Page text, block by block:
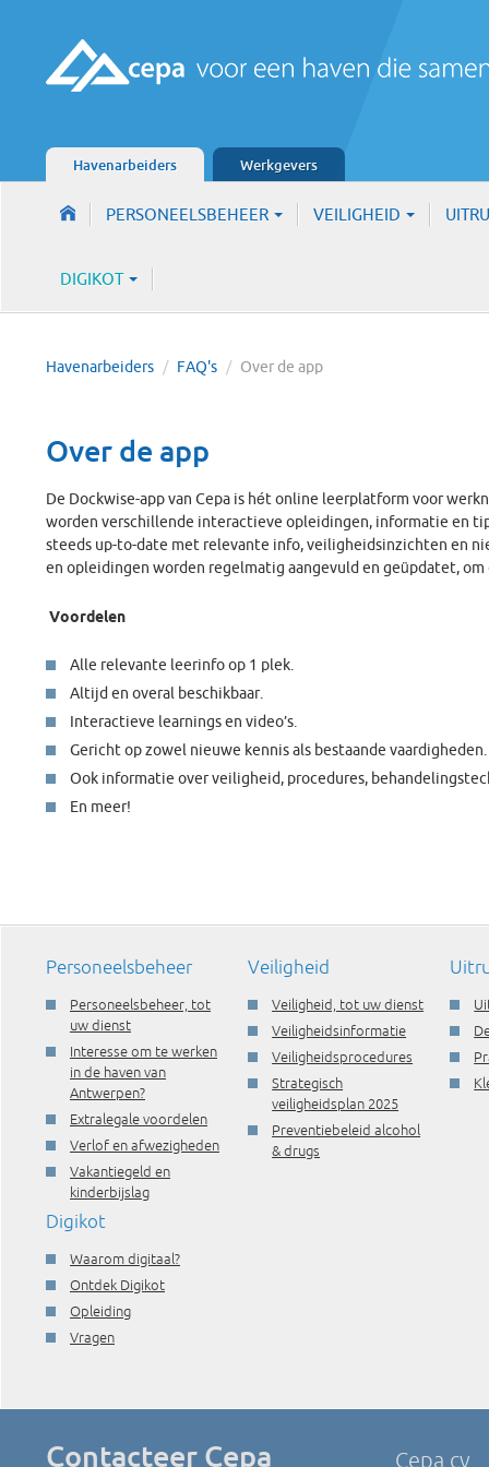
Havenarbeiders Werkgevers
PERSONEELSBEHEER VEILIGHEID
DIGIKOT
Havenarbeiders / FAQ's / Over de app
Over de app
De Dockwise-app van Cepa is hét online leerplatform voor
worden verschillende interactieve opleidingen, informatie en
steeds up-to-date met relevante info, veiligheidsinzichten en
en opleidingen worden regelmatig aangevuld en geüpdatet,
Voordelen
Alle relevante leerinfo op 1 plek.
Altijd en overal beschikbaar.
Interactieve learnings en video’s.
Gericht op zowel nieuwe kennis als bestaande vaardigheden.
Ook informatie over veiligheid, procedures,
En meer!
Personeelsbeheer
Personeelsbeheer, tot
uw dienst
Interesse om te werken
in de haven van
Antwerpen?
Extralegale voordelen
Verlof en afwezigheden
Vakantiegeld en
kinderbijslag
Veiligheid
Veiligheid, tot uw dienst
Veiligheidsinformatie
Veiligheidsprocedures
Strategisch
veiligheidsplan 2025
Preventiebeleid alcohol
& drugs
Digikot
Waarom digitaal?
Ontdek Digikot
Opleiding
Vragen
Contacteer Cepa Cepa cv